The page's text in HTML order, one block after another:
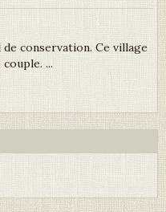
conservation. Ce village
...